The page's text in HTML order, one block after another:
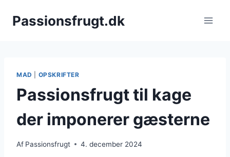
Passionsfrugt.dk
MAD OPSKRIFTER
Passionsfrugt til kage
der imponerer gæsterne
Af Passionsfrugt 4. december 2024